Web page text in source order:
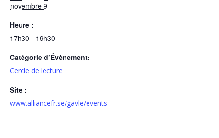
novembre 9
Heure :
17h30 - 19h30
Catégorie d’Évènement:
Cercle de lecture
Site :
www.alliancefr.se/gavle/events